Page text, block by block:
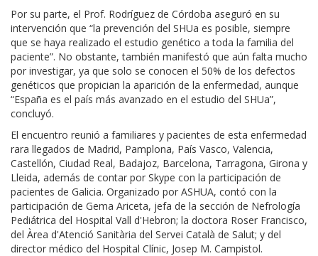
Por su parte, el Prof. Rodríguez de Córdoba aseguró en su
intervención que “la prevención del SHUa es posible, siempre
que se haya realizado el estudio genético a toda la familia del
paciente”. No obstante, también manifestó que aún falta mucho
por investigar, ya que solo se conocen el 50% de los defectos
genéticos que propician la aparición de la enfermedad, aunque
“España es el país más avanzado en el estudio del SHUa”,
concluyó.
El encuentro reunió a familiares y pacientes de esta enfermedad
rara llegados de Madrid, Pamplona, País Vasco, Valencia,
Castellón, Ciudad Real, Badajoz, Barcelona, Tarragona, Girona y
Lleida, además de contar por Skype con la participación de
pacientes de Galicia. Organizado por ASHUA, contó con la
participación de Gema Ariceta, jefa de la sección de Nefrología
Pediátrica del Hospital Vall d'Hebron; la doctora Roser Francisco,
del Àrea d'Atenció Sanitària del Servei Català de Salut; y del
director médico del Hospital Clínic, Josep M. Campistol.